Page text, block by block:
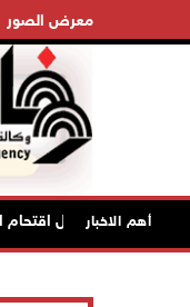
معرض الصور
أهم الاخبار
بالاختناق خلال اقتحام